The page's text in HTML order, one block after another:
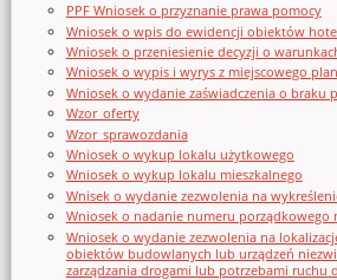
PPF Wniosek o przyznanie prawa pomocy
Wniosek o wpis do ewidencji obiektów
Wniosek o przeniesienie decyzji o
Wniosek o wypis i wyrys z miejscowego
Wniosek o wydanie zaświadczenia o braku
Wzor_oferty
Wzor_sprawozdania
Wniosek o wykup lokalu użytkowego
Wniosek o wykup lokalu mieszkalnego
Wnisek o wydanie zezwolenia na
Wniosek o nadanie numeru porządkowego
Wniosek o wydanie zezwolenia na
obiektów budowlanych lub urządzeń
zarządzania drogami lub potrzebami ruchu